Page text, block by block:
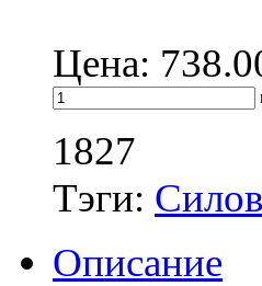
Цена:
1827
Тэги:
Описание